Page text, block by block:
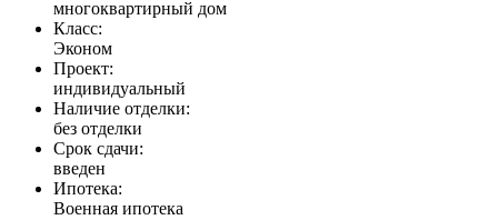
многоквартирный дом
Класс:
Эконом
Проект:
индивидуальный
Наличие отделки:
без отделки
Срок сдачи:
введен
Ипотека:
Военная ипотека